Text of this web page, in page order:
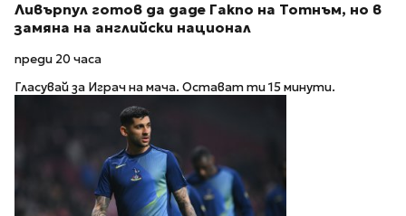
Ливърпул готов да даде Гакпо на Тотнъм, но в
замяна на английски национал
преди 20 часа
Гласувай за Играч на мача. Остават ти 15 минути.